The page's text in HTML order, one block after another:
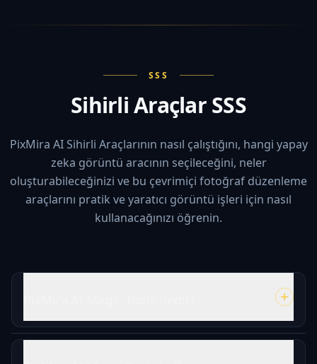
SSS
Sihirli Araçlar SSS
PixMira AI Sihirli Araçlarının nasıl çalıştığını, hangi yapay
zeka görüntü aracının seçileceğini, neler
oluşturabileceğinizi ve bu çevrimiçi fotoğraf düzenleme
araçlarını pratik ve yaratıcı görüntü işleri için nasıl
kullanacağınızı öğrenin.